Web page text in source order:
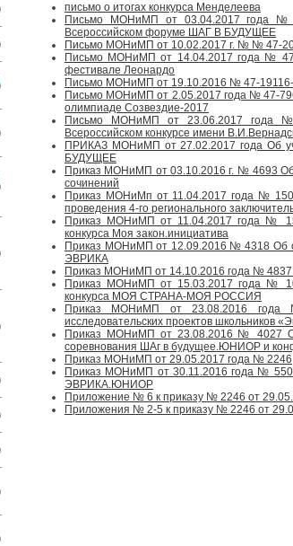
письмо о итогах конкурса Менделеева
Письмо МОНиМП от 03.04.2017 года №
Всероссийском форуме ШАГ В БУДУЩЕЕ
Письмо МОНиМП от 10.02.2017 г. № № 47-
Письмо МОНиМП от 14.04.2017 года № 47-
фестивале Леонардо
Письмо МОНиМП от 19.10.2016 № 47-19116-
Письмо МОНиМП от 2.05.2017 года № 47-
олимпиаде Созвездие-2017
Письмо МОНиМП от 23.06.2017 года №
Всероссийском конкурсе имени
ПРИКАЗ МОНиМП от 27.02.2017 года Об
БУДУЩЕЕ
Приказ МОНиМП от 03.10.2016 г. № 4693 Об
сочинений
Приказ МОНиМп от 11.04.2017 года №
проведения 4-го регионального
Приказ МОНиМП от 11.04.2017 года №
конкурса Моя закон.инициатива
Приказ МОНиМП от 12.09.2016 № 4318 Об
ЭВРИКА
Приказ МОНиМП от 14.10.2016 года №
Приказ МОНиМП от 15.03.2017 года №
конкурса МОЯ СТРАНА-МОЯ РОССИЯ
Приказ МОНиМП от 23.08.2016 года
исследовательских проектов школьников
Приказ МОНиМП от 23.08.2016 № 4027 Об
соревнования ШАг в будущее.ЮНИОР и
Приказ МОНиМП от 29.05.2017 года № 2246
Приказ МОНиМП от 30.11.2016 года № 5502
ЭВРИКА.ЮНИОР
Приложение № 6 к приказу № 2246 от
Приложения № 2-5 к приказу № 2246 от